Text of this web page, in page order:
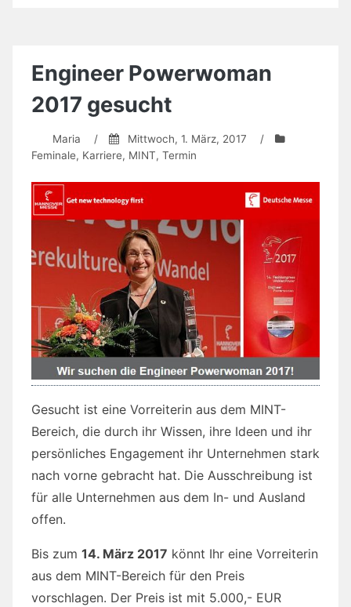
Berlin
Engineer Powerwoman
2017 gesucht
Maria / Mittwoch, 1. März, 2017
/
Feminale, Karriere, MINT, Termin
Gesucht ist eine Vorreiterin aus dem MINT-
Bereich, die durch ihr Wissen, ihre Ideen und ihr
persönliches Engagement ihr Unternehmen stark
nach vorne gebracht hat. Die Ausschreibung ist
für alle Unternehmen aus dem In- und Ausland
offen.
Bis zum 14. März 2017 könnt Ihr eine Vorreiterin
aus dem MINT-Bereich für den Preis
vorschlagen. Der Preis ist mit 5.000,- EUR